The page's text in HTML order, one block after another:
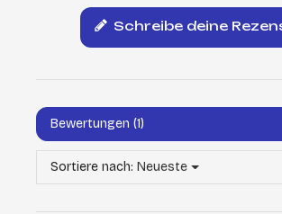
Schreibe deine
Bewertungen (1)
Sortiere nach: Neueste